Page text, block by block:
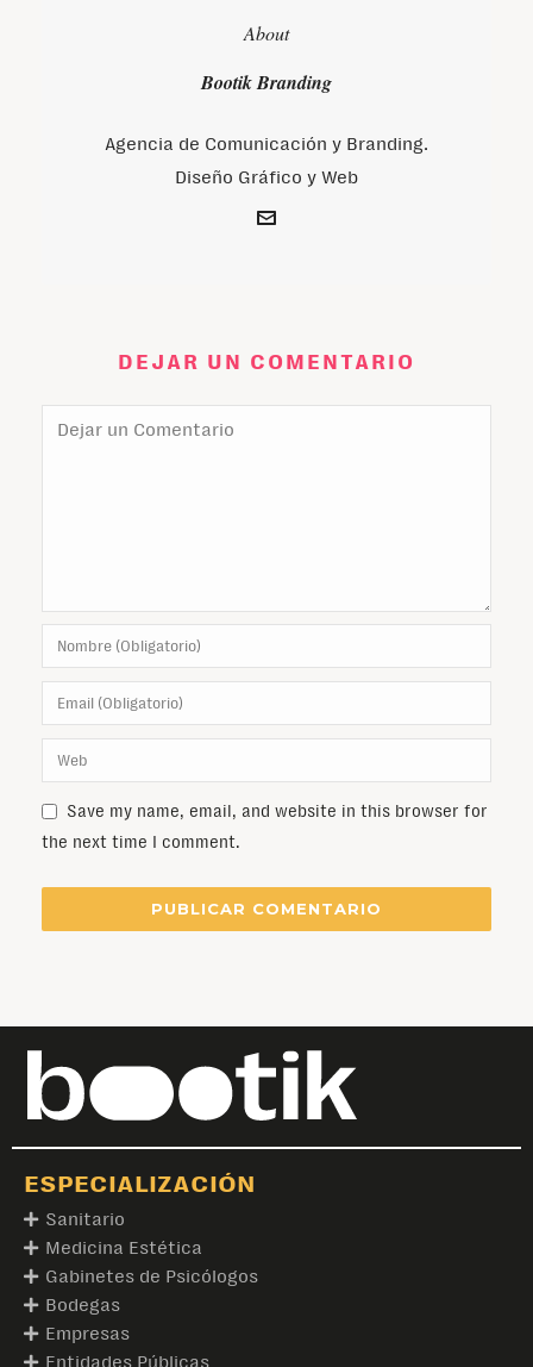
About
Bootik Branding
Agencia de Comunicación y Branding.
Diseño Gráfico y Web
DEJAR UN COMENTARIO
Save my name, email, and website in this browser for
the next time I comment.
ESPECIALIZACIÓN
Sanitario
Medicina Estética
Gabinetes de Psicólogos
Bodegas
Empresas
Entidades Públicas